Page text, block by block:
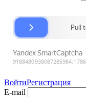
ВойтиРегистрация
E-mail